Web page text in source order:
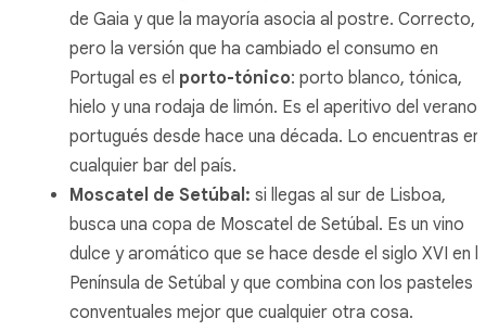
de Gaia y que la mayoría asocia al postre. Correcto,
pero la versión que ha cambiado el consumo en
Portugal es el porto-tónico: porto blanco, tónica,
hielo y una rodaja de limón. Es el aperitivo del verano
portugués desde hace una década. Lo encuentras en
cualquier bar del país.
Moscatel de Setúbal: si llegas al sur de Lisboa,
busca una copa de Moscatel de Setúbal. Es un vino
dulce y aromático que se hace desde el siglo XVI en
Península de Setúbal y que combina con los pasteles
conventuales mejor que cualquier otra cosa.